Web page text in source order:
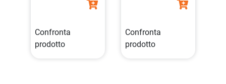
Confronta
prodotto
Confronta
prodotto